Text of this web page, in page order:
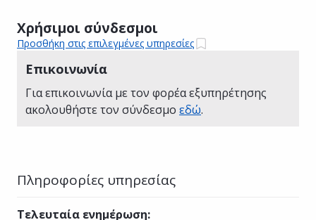
Χρήσιμοι σύνδεσμοι
Προσθήκη στις επιλεγμένες υπηρεσίες
Επικοινωνία
Για επικοινωνία με τον φορέα εξυπηρέτησης
ακολουθήστε τον σύνδεσμο εδώ.
Πληροφορίες υπηρεσίας
Τελευταία ενημέρωση: